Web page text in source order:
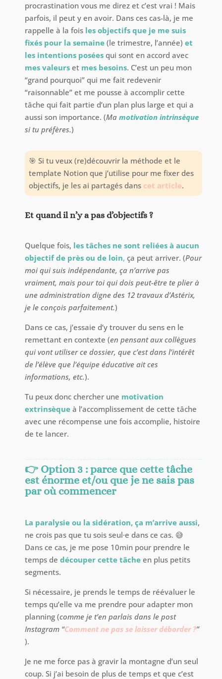
procrastination vous me direz et c’est vrai ! Mais
parfois, il peut y en avoir. Dans ces cas-là, je me
rappelle à la fois les objectifs que je me suis
fixés pour la semaine (le trimestre, l’année) et
les intentions posées qui sont en accord avec
mes valeurs et mes besoins. C’est un peu mon
“grand pourquoi” qui me fait redevenir
“raisonnable” et me pousse à accomplir cette
tâche qui fait partie d’un plan plus large et qui a
aussi son importance. (Ma motivation intrinsèque
si tu préfères.)
🎯 Si tu veux (re)découvrir la méthode et le
template Notion que j’utilise pour me fixer des
objectifs, je les ai partagés dans cet article.
Et quand il n’y a pas d’objectifs ?
Quelque fois, les tâches ne sont reliées à aucun
objectif de près ou de loin, ça peut arriver. (Pour
moi qui suis indépendante, ça n’arrive pas
vraiment, mais pour toi qui dois peut-être te plier à
une administration digne des 12 travaux d’Astérix,
je le conçois parfaitement.)
Dans ce cas, j’essaie d’y trouver du sens en le
remettant en contexte (en pensant aux collègues
qui vont utiliser ce dossier, que c’est dans l’intérêt
de l’élève que l’équipe éducative ait ces
informations, etc.).
Tu peux donc chercher une motivation
extrinsèque à l’accomplissement de cette tâche
avec une récompense une fois accomplie, histoire
de te lancer.
👉 Option 3 : parce que cette tâche
est énorme et/ou que je ne sais pas
par où commencer
La paralysie ou la sidération, ça m’arrive aussi,
ne crois pas que tu sois seul·e dans ce cas. 😅
Dans ce cas, je me pose 10min pour prendre le
temps de découper cette tâche en plus petits
segments.
Si nécessaire, je prends le temps de réévaluer le
temps qu’elle va me prendre pour adapter mon
planning (comme je t’en parlais dans le post
Instagram “Comment ne pas se laisser déborder ?”
).
Je ne me force pas à gravir la montagne d’un seul
coup. Si j’ai besoin de plus de temps et que c’est